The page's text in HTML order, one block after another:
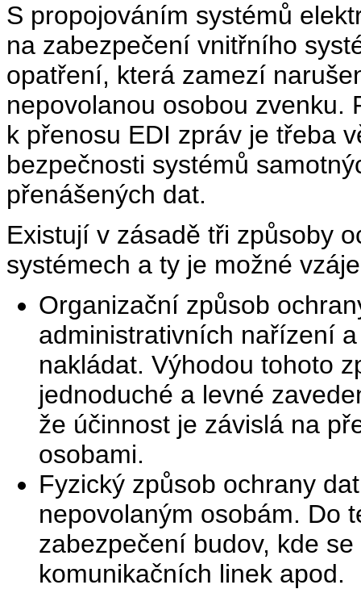
S propojováním systémů
na zabezpečení vnitřního
opatření, která zamezí
nepovolanou osobou zvenku.
k přenosu EDI zpráv je třeba
bezpečnosti systémů
přenášených dat.
Existují v zásadě tři způsoby
systémech a ty je možné
Organizační způsob
administrativních nařízení
nakládat. Výhodou tohoto
jednoduché a levné
že účinnost je závislá na
osobami.
Fyzický způsob ochrany
nepovolaným osobám. Do
zabezpečení budov, kde
komunikačních linek apod.